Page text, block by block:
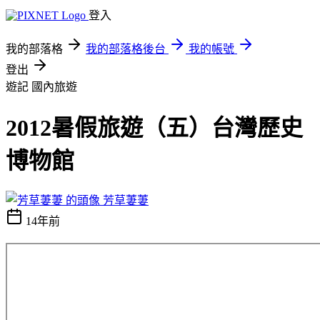
登入
我的部落格 我的部落格後台
我的帳號
登出
遊記 國內旅遊
2012暑假旅遊（五）台灣歷史
博物館
芳草萋萋
14年前